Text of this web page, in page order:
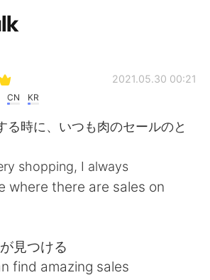
Español
CN KR
2021.05.30 00:21
る時に、いつも肉のセールのと
shopping, I always
where there are sales on
見つける
find amazing sales